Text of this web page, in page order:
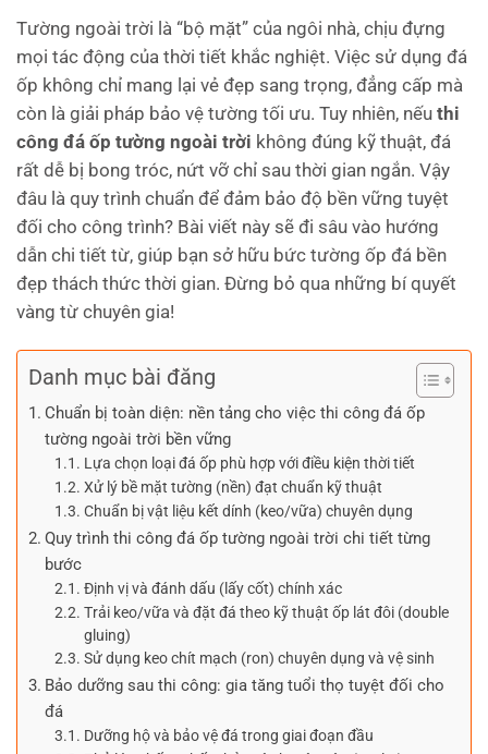
Tường ngoài trời là “bộ mặt” của ngôi nhà, chịu đựng
mọi tác động của thời tiết khắc nghiệt. Việc sử dụng đá
ốp không chỉ mang lại vẻ đẹp sang trọng, đẳng cấp mà
còn là giải pháp bảo vệ tường tối ưu. Tuy nhiên, nếu thi
công đá ốp tường ngoài trời không đúng kỹ thuật, đá
rất dễ bị bong tróc, nứt vỡ chỉ sau thời gian ngắn. Vậy
đâu là quy trình chuẩn để đảm bảo độ bền vững tuyệt
đối cho công trình? Bài viết này sẽ đi sâu vào hướng
dẫn chi tiết từ, giúp bạn sở hữu bức tường ốp đá bền
đẹp thách thức thời gian. Đừng bỏ qua những bí quyết
vàng từ chuyên gia!
Danh mục bài đăng
Chuẩn bị toàn diện: nền tảng cho việc thi công đá ốp
tường ngoài trời bền vững
Lựa chọn loại đá ốp phù hợp với điều kiện thời tiết
Xử lý bề mặt tường (nền) đạt chuẩn kỹ thuật
Chuẩn bị vật liệu kết dính (keo/vữa) chuyên dụng
Quy trình thi công đá ốp tường ngoài trời chi tiết từng
bước
Định vị và đánh dấu (lấy cốt) chính xác
Trải keo/vữa và đặt đá theo kỹ thuật ốp lát đôi (double
gluing)
Sử dụng keo chít mạch (ron) chuyên dụng và vệ sinh
Bảo dưỡng sau thi công: gia tăng tuổi thọ tuyệt đối cho
đá
Dưỡng hộ và bảo vệ đá trong giai đoạn đầu